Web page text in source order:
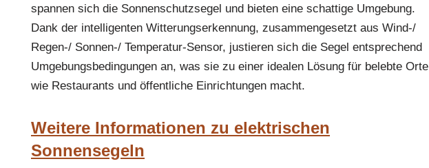
spannen sich die Sonnenschutzsegel und bieten eine schattige Umgebung.
Dank der intelligenten Witterungserkennung, zusammengesetzt aus Wind-/
Regen-/ Sonnen-/ Temperatur-Sensor, justieren sich die Segel entsprechend
Umgebungsbedingungen an, was sie zu einer idealen Lösung für belebte Orte
wie Restaurants und öffentliche Einrichtungen macht.
Weitere Informationen zu elektrischen
Sonnensegeln